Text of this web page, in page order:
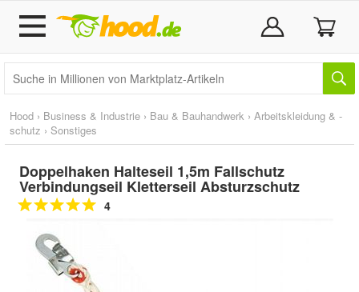
Hood › Business & Industrie › Bau & Bauhandwerk › Arbeitskleidung & -
schutz › Sonstiges
Doppelhaken Halteseil 1,5m Fallschutz
Verbindungseil Kletterseil Absturzschutz
4